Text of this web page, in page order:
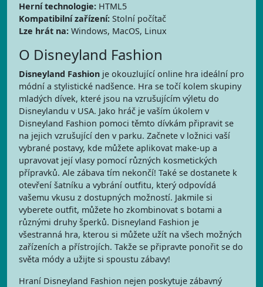
Herní technologie: HTML5
Kompatibilní zařízení: Stolní počítač
Lze hrát na: Windows, MacOS, Linux
O Disneyland Fashion
Disneyland Fashion je okouzlující online hra ideální pro
módní a stylistické nadšence. Hra se točí kolem skupiny
mladých dívek, které jsou na vzrušujícím výletu do
Disneylandu v USA. Jako hráč je vaším úkolem v
Disneyland Fashion pomoci těmto dívkám připravit se
na jejich vzrušující den v parku. Začnete v ložnici vaší
vybrané postavy, kde můžete aplikovat make-up a
upravovat její vlasy pomocí různých kosmetických
přípravků. Ale zábava tím nekončí! Také se dostanete k
otevření šatníku a vybrání outfitu, který odpovídá
vašemu vkusu z dostupných možností. Jakmile si
vyberete outfit, můžete ho zkombinovat s botami a
různými druhy šperků. Disneyland Fashion je
všestranná hra, kterou si můžete užít na všech možných
zařízeních a přístrojích. Takže se připravte ponořit se do
světa módy a užijte si spoustu zábavy!
Hraní Disneyland Fashion nejen poskytuje zábavný